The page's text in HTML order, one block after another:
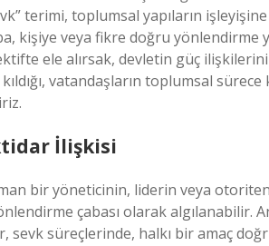
terimi, toplumsal yapıların
kişiye veya fikre doğru yönlendirme
ele alırsak, devletin güç
vatandaşların toplumsal
İlişkisi
bir yöneticinin, liderin veya
çabası olarak algılanabilir.
sevk süreçlerinde, halkı bir amaç